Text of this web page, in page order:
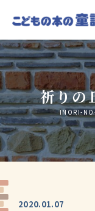
祈りの
INORI-
2020.01.07